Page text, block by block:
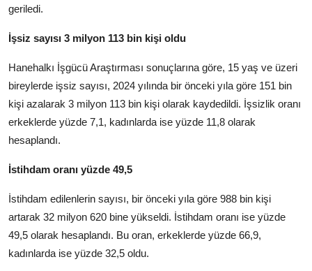
geriledi.
İşsiz sayısı 3 milyon 113 bin kişi oldu
Hanehalkı İşgücü Araştırması sonuçlarına göre, 15 yaş ve üzeri
bireylerde işsiz sayısı, 2024 yılında bir önceki yıla göre 151 bin
kişi azalarak 3 milyon 113 bin kişi olarak kaydedildi. İşsizlik oranı
erkeklerde yüzde 7,1, kadınlarda ise yüzde 11,8 olarak
hesaplandı.
İstihdam oranı yüzde 49,5
İstihdam edilenlerin sayısı, bir önceki yıla göre 988 bin kişi
artarak 32 milyon 620 bine yükseldi. İstihdam oranı ise yüzde
49,5 olarak hesaplandı. Bu oran, erkeklerde yüzde 66,9,
kadınlarda ise yüzde 32,5 oldu.